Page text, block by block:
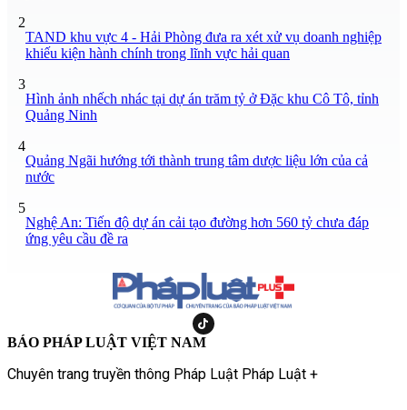
2
TAND khu vực 4 - Hải Phòng đưa ra xét xử vụ doanh nghiệp
khiếu kiện hành chính trong lĩnh vực hải quan
3
Hình ảnh nhếch nhác tại dự án trăm tỷ ở Đặc khu Cô Tô, tỉnh
Quảng Ninh
4
Quảng Ngãi hướng tới thành trung tâm dược liệu lớn của cả
nước
5
Nghệ An: Tiến độ dự án cải tạo đường hơn 560 tỷ chưa đáp
ứng yêu cầu đề ra
BÁO PHÁP LUẬT VIỆT NAM
Chuyên trang truyền thông Pháp Luật Pháp Luật +